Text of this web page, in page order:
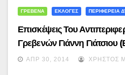
ΓΡΕΒΕΝΑ ΕΚΛΟΓΕΣ ΠΕΡΙΦΕΡΕΙΑ
Επισκέψεις Του
Γρεβενών Γιάννη Γιάτσιου
ΑΠΡ 30, 2014 ΧΡΉΣΤΟΣ